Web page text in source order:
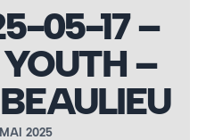
05-17 –
–
2025